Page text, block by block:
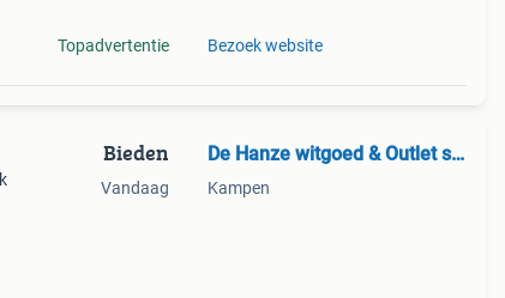
Topadvertentie Bezoek website
Bieden
Vandaag
De Hanze witgoed & Outlet store
Kampen